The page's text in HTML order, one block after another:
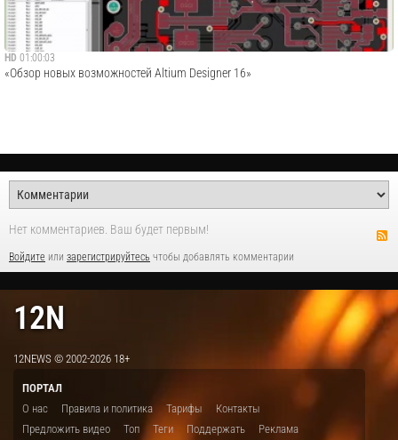
HD 01:00:03
«Обзор новых возможностей Altium Designer 16»
Нет комментариев. Ваш будет первым!
Войдите или зарегистрируйтесь чтобы добавлять комментарии
12N
12NEWS © 2002-2026 18+
ПОРТАЛ
О нас
Правила и политика Тарифы
Контакты
Предложить видео
Топ Теги Поддержать Реклама